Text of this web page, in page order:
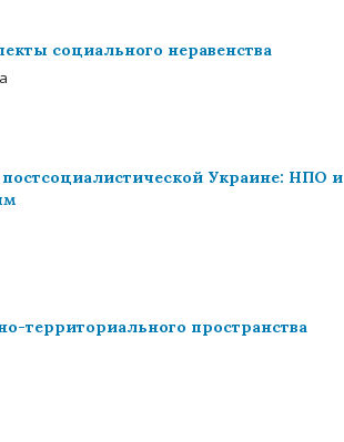
социального неравенства
Украине: НПО и
территориального пространства